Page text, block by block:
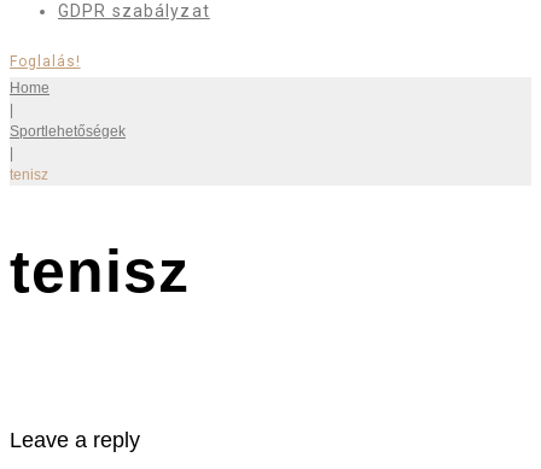
GDPR szabályzat
Foglalás!
Home
Sportlehetőségek
tenisz
tenisz
Leave a reply